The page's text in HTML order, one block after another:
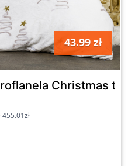
43.99 zł
szt
Christmas